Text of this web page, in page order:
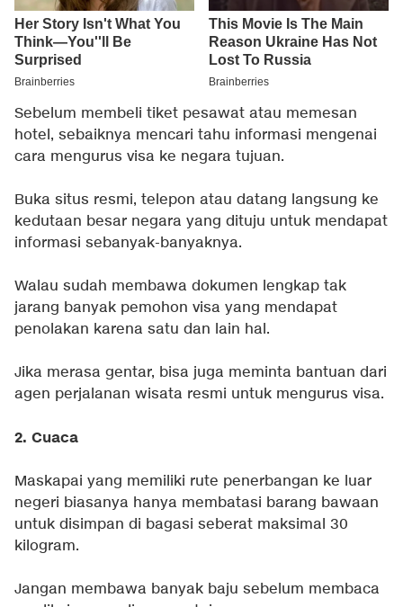
Sebelum membeli tiket pesawat atau memesan
hotel, sebaiknya mencari tahu informasi mengenai
cara mengurus visa ke negara tujuan.
Buka situs resmi, telepon atau datang langsung ke
kedutaan besar negara yang dituju untuk mendapat
informasi sebanyak-banyaknya.
Walau sudah membawa dokumen lengkap tak
jarang banyak pemohon visa yang mendapat
penolakan karena satu dan lain hal.
Jika merasa gentar, bisa juga meminta bantuan dari
agen perjalanan wisata resmi untuk mengurus visa.
2. Cuaca
Maskapai yang memiliki rute penerbangan ke luar
negeri biasanya hanya membatasi barang bawaan
untuk disimpan di bagasi seberat maksimal 30
kilogram.
Jangan membawa banyak baju sebelum membaca